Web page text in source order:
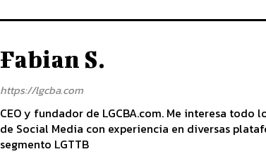
Fabian S.
https://lgcba.com
CEO y fundador de LGCBA.com. Me interesa
de Social Media con experiencia en diversas
segmento LGTTB